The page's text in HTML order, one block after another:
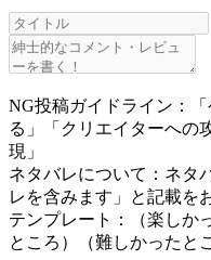
NG投稿ガイドライン：
る」「クリエイターへの
現」
ネタバレについて：ネタ
レを含みます」と記載を
テンプレート：（楽しか
ところ）（難しかったと